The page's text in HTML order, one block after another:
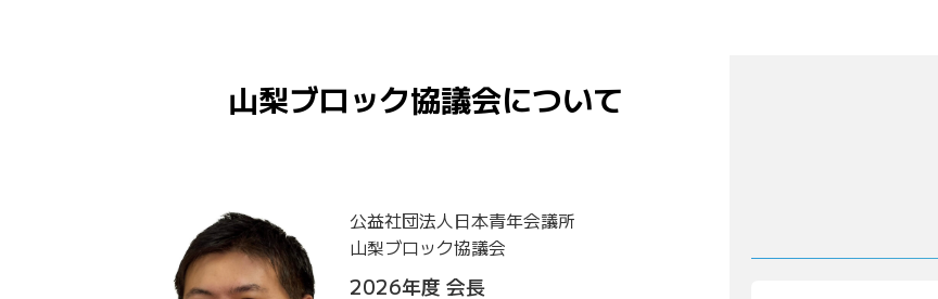
山梨ブロック協議会について
公益社団法人日本青年会議所
山梨ブロック協議会
2026年度 会長